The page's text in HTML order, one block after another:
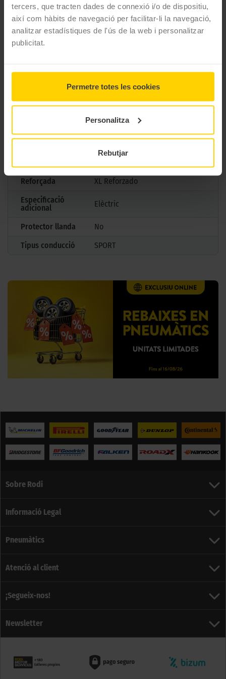
tercers, que tracten dades de connexió i/o de dispositiu,
així com hàbits de navegació per facilitar-li la navegació,
analitzar estadístiques de l'ús de la web i personalitzar
publicitat.
Permetre totes les cookies
Personalitza
Rebutjar
Marca
Goodyear
Estiu
M+S
No
No
Reforçada
XL Reforzado
Especificació
adicional
Elèctric
Protector llanda
No
Tipus conducció
SPORT
Sobre Rodi
Informació Legal
Pneumàtics
Atenció al client
¡Segueix-nos!
Newsletter